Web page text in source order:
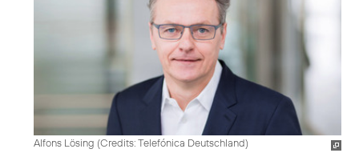
Alfons Lösing (Credits: Telefónica Deutschland)